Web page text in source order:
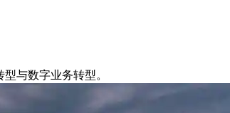
与数字业务转型。